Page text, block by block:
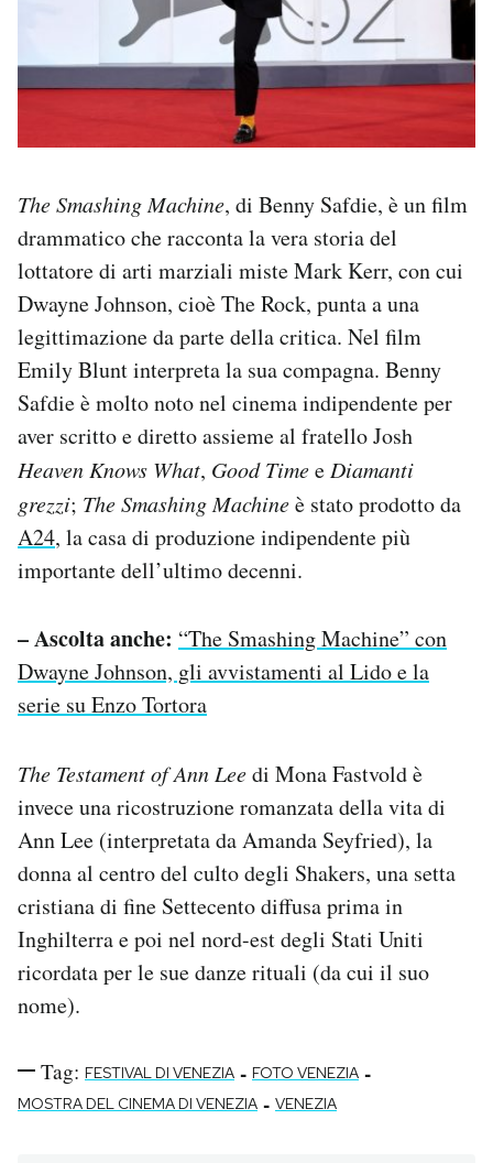
The Smashing Machine, di Benny Safdie, è un film
drammatico che racconta la vera storia del
lottatore di arti marziali miste Mark Kerr, con cui
Dwayne Johnson, cioè The Rock, punta a una
legittimazione da parte della critica. Nel film
Emily Blunt interpreta la sua compagna. Benny
Safdie è molto noto nel cinema indipendente per
aver scritto e diretto assieme al fratello Josh
Heaven Knows What, Good Timee Diamanti
grezzi; The Smashing Machineè stato prodotto da
A24, la casa di produzione indipendente più
importante dell’ultimo decenni.
– Ascolta anche: “The Smashing Machine” con
Dwayne Johnson, gli avvistamenti al Lido e la
serie su Enzo Tortora
The Testament of Ann Leedi Mona Fastvold è
invece una ricostruzione romanzata della vita di
Ann Lee (interpretata da Amanda Seyfried), la
donna al centro del culto degli Shakers, una setta
cristiana di fine Settecento diffusa prima in
Inghilterra e poi nel nord-est degli Stati Uniti
ricordata per le sue danze rituali (da cui il suo
nome).
Tag: FESTIVAL DI VENEZIA - FOTO VENEZIA -
MOSTRA DEL CINEMA DI VENEZIA - VENEZIA